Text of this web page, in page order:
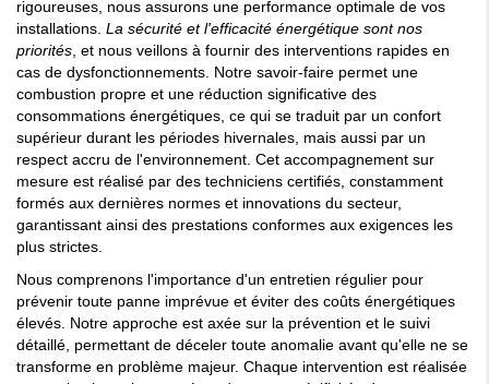
rigoureuses, nous assurons une performance optimale de vos
installations. La sécurité et l'efficacité énergétique sont nos
priorités, et nous veillons à fournir des interventions rapides en
cas de dysfonctionnements. Notre savoir-faire permet une
combustion propre et une réduction significative des
consommations énergétiques, ce qui se traduit par un confort
supérieur durant les périodes hivernales, mais aussi par un
respect accru de l'environnement. Cet accompagnement sur
mesure est réalisé par des techniciens certifiés, constamment
formés aux dernières normes et innovations du secteur,
garantissant ainsi des prestations conformes aux exigences les
plus strictes.
Nous comprenons l'importance d'un entretien régulier pour
prévenir toute panne imprévue et éviter des coûts énergétiques
élevés. Notre approche est axée sur la prévention et le suivi
détaillé, permettant de déceler toute anomalie avant qu'elle ne se
transforme en problème majeur. Chaque intervention est réalisée